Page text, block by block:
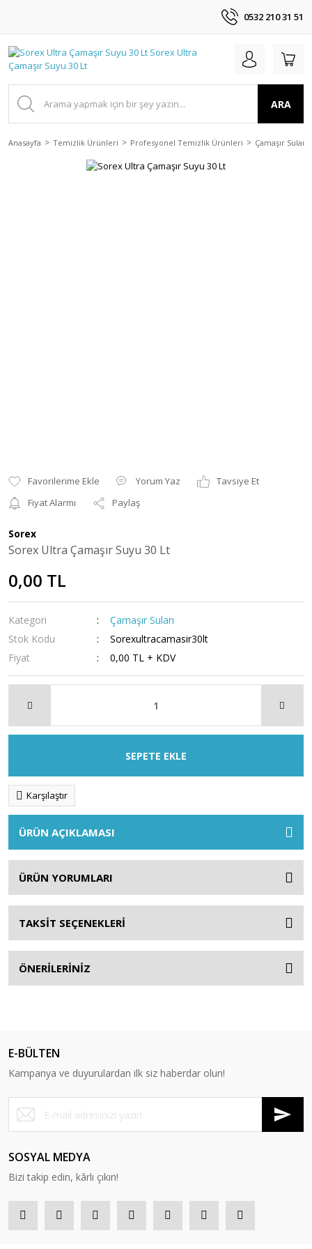
0532 210 31 51
ARA
Anasayfa Temizlik Ürünleri Profesyonel Temizlik Ürünleri Çamaşır Suları
Yorum Yaz
Tavsiye Et
Fiyat Alarmı
Paylaş
Sorex
Sorex Ultra Çamaşır Suyu 30 Lt
0,00 TL
Kategori
Çamaşır Suları
Stok Kodu
Sorexultracamasir30lt
Fiyat
0,00 TL + KDV
SEPETE EKLE
Karşılaştır
ÜRÜN AÇIKLAMASI
ÜRÜN YORUMLARI
TAKSİT SEÇENEKLERİ
ÖNERİLERİNİZ
E-BÜLTEN
Kampanya ve duyurulardan ilk siz haberdar olun!
SOSYAL MEDYA
Bizi takip edin, kârlı çıkın!